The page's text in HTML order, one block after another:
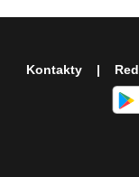
Kontakty